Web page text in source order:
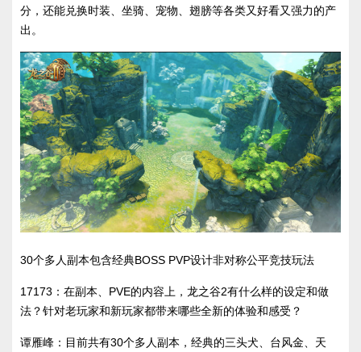
分，还能兑换时装、坐骑、宠物、翅膀等各类又好看又强力的产
出。
30个多人副本包含经典BOSS PVP设计非对称公平竞技玩法
17173：在副本、PVE的内容上，龙之谷2有什么样的设定和做
法？针对老玩家和新玩家都带来哪些全新的体验和感受？
谭雁峰：目前共有30个多人副本，经典的三头犬、台风金、天